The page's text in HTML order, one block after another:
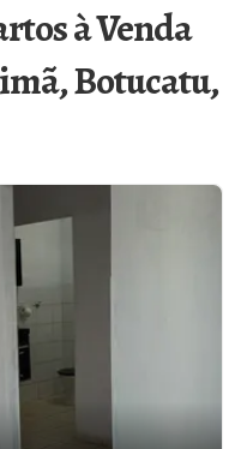
à Venda
Botucatu,